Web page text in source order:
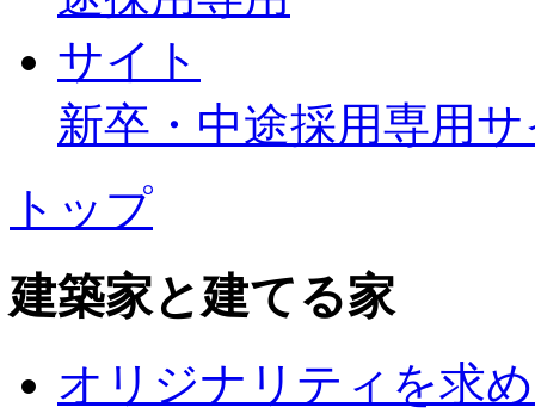
新卒・中途採用専用
トップ
建築家と建てる家
オリジナリティを求